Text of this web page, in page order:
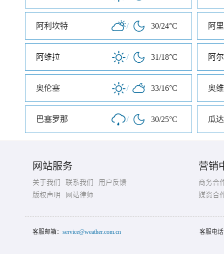
阿利坎特 / 30/24°C 阿
阿维拉 / 31/18°C 阿
奥伦塞 / 33/16°C 奥
巴塞罗那 / 30/25°C 瓜
网站服务
关于我们 联系我们
用户反馈
版权声明
网站律师
营销
商务合
媒资合
客服邮箱： service@weather.com.cn 客服电